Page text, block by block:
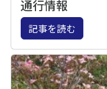
通行情報
記事を読む